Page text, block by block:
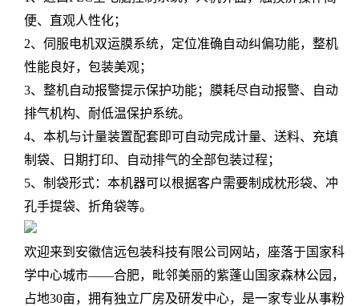
便、直观人性化；
2、伺服电机双运膜系统，定位准确自动纠偏功能，整机
性能良好，包装美观；
3、整机自动报警提示保护功能；膜耗尽自动报警、自动
排气机构、耐低温保护系统。
4、本机与计量装置配套即可自动完成计量、送料、充填
制袋、日期打印、自动排气的全部包装过程；
5、制袋形式：本机器可以根据客户需要制成枕形袋、冲
孔手提袋、折角袋等。
欢迎来到安徽信远包装科技有限公司网站，座落于国家科
学中心城市——合肥，毗邻美丽的紫蓬山国家森林公园，
占地30亩，拥有独立厂房及研发中心，是一家专业从事粉